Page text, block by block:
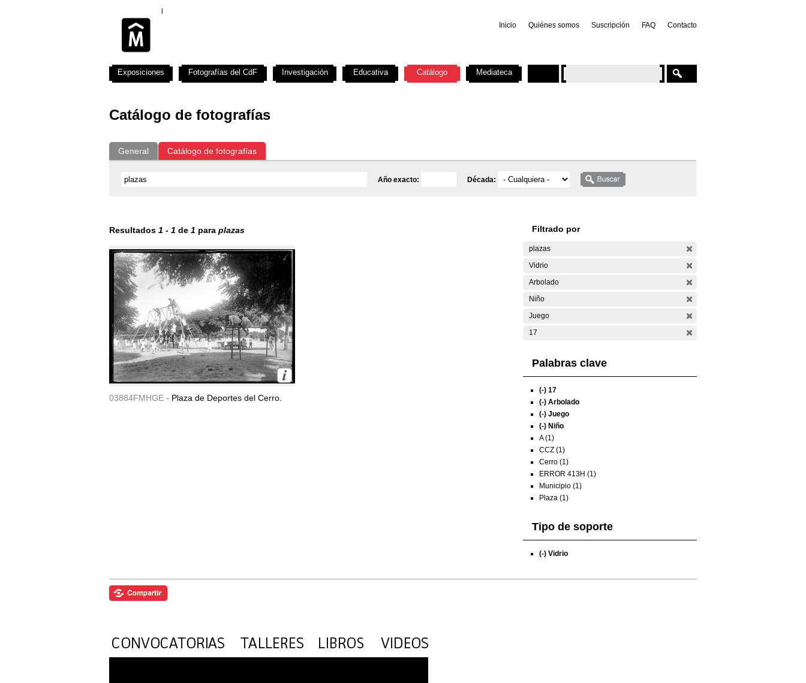
Inicio Quiénes somos Suscripción FAQ Contacto
Catálogo de fotografías
General Catálogo de fotografías
Año exacto: Década:
Resultados 1 - 1 de 1 para plazas
03884FMHGE - Plaza de Deportes del Cerro.
Filtrado por
plazas
Vidrio
Arbolado
Niño
Juego
17
Palabras clave
(-) 17
(-) Arbolado
(-) Juego
(-) Niño
A (1)
CCZ (1)
Cerro (1)
ERROR 413H (1)
Municipio (1)
Plaza (1)
Tipo de soporte
(-) Vidrio
Exposiciones Fotografías del CdF Investigación Educativa Catálogo Mediateca